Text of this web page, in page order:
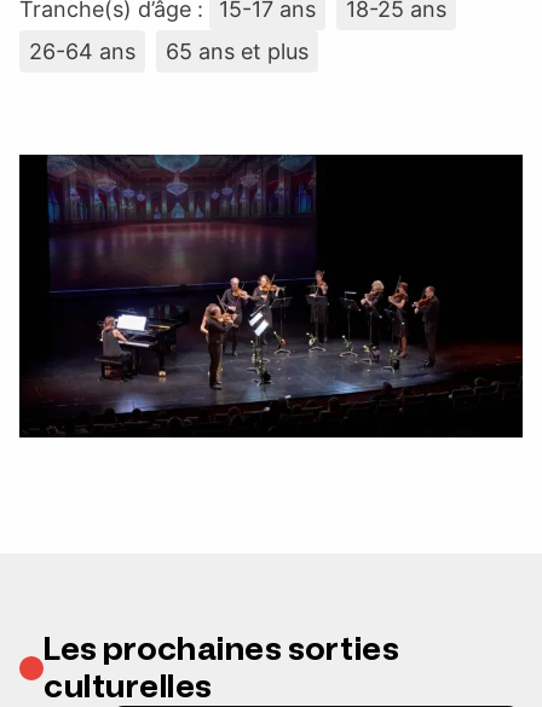
Tranche(s) d’âge : 15-17 ans
18-25 ans
26-64 ans
65 ans et plus
Les prochaines sorties
culturelles